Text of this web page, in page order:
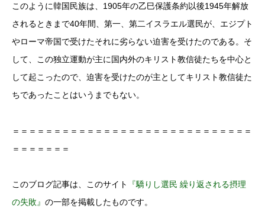
このように韓国民族は、1905年の乙巳保護条約以後1945年解放
されるときまで40年間、第一、第二イスラエル選民が、エジプト
やローマ帝国で受けたそれに劣らない迫害を受けたのである。そ
して、この独立運動が主に国内外のキリスト教信徒たちを中心と
して起こったので、迫害を受けたのが主としてキリスト教信徒た
ちであったことはいうまでもない。
＝＝＝＝＝＝＝＝＝＝＝＝＝＝＝＝＝＝＝＝＝＝＝＝＝＝＝＝＝
＝＝＝＝＝＝＝
このブログ記事は、このサイト
『驕りし選民 繰り返される摂理
の失敗』 の一部を掲載したものです。